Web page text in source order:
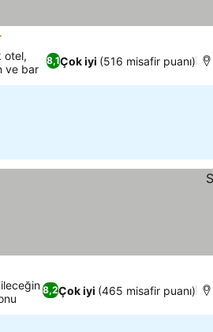
8,1Çok iyi (516 misafir puanı)
otel,
ve bar
8,2Çok iyi (465 misafir puanı)